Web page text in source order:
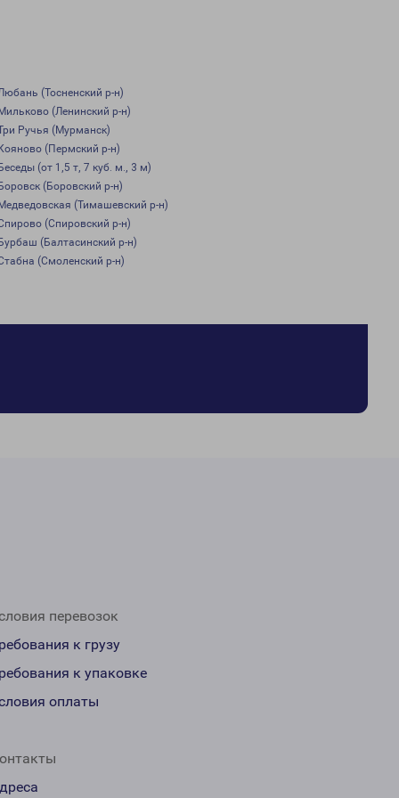
(Тосненский р-н)
(Ленинский р-н)
Ручья (Мурманск)
(Пермский р-н)
(от 1,5 т, 7 куб. м., 3 м)
(Боровский р-н)
(Тимашевский р-н)
(Спировский р-н)
(Балтасинский р-н)
(Смоленский р-н)
перевозок
к грузу
к упаковке
оплаты